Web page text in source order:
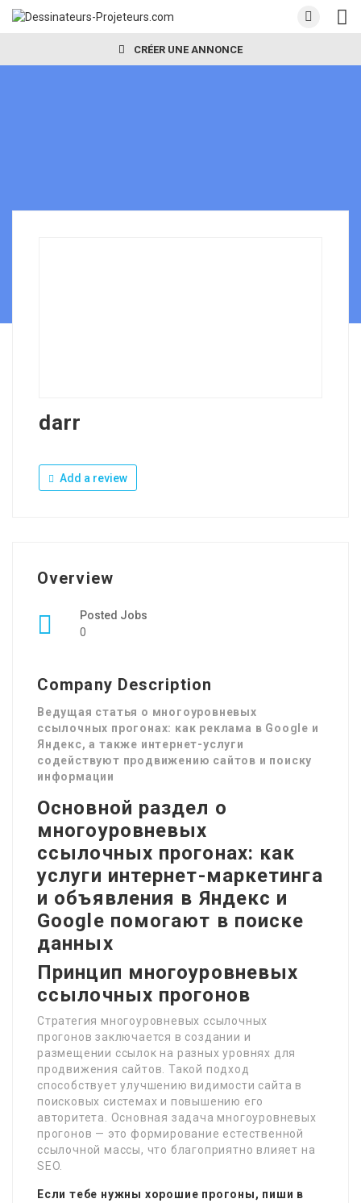
CRÉER UNE ANNONCE
darr
Add a review
Overview
Posted Jobs
0
Company Description
Ведущая статья о многоуровневых
ссылочных прогонах: как реклама в Google и
Яндекс, а также интернет-услуги
содействуют продвижению сайтов и поиску
информации
Основной раздел о
многоуровневых
ссылочных прогонах: как
услуги интернет-маркетинга
и объявления в Яндекс и
Google помогают в поиске
данных
Принцип многоуровневых
ссылочных прогонов
Стратегия многоуровневых ссылочных
прогонов заключается в создании и
размещении ссылок на разных уровнях для
продвижения сайтов. Такой подход
способствует улучшению видимости сайта в
поисковых системах и повышению его
авторитета. Основная задача многоуровневых
прогонов — это формирование естественной
ссылочной массы, что благоприятно влияет на
SEO.
Если тебе нужны хорошие прогоны, пиши в